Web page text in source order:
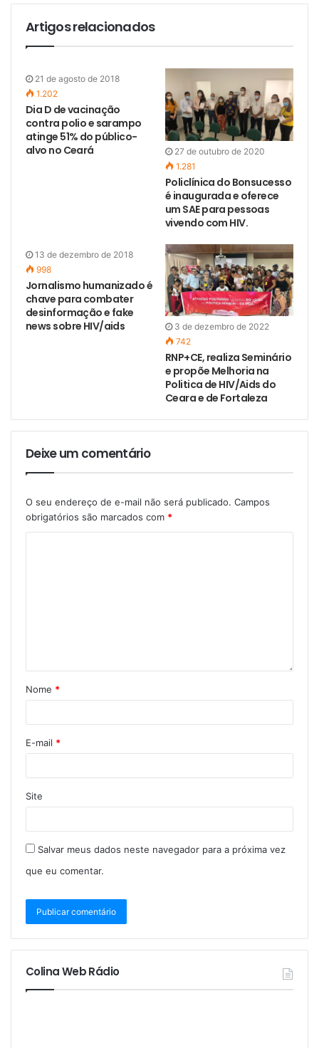
Artigos relacionados
21 de agosto de 2018
1.202
Dia D de vacinação
contra polio e sarampo
atinge 51% do público-
alvo no Ceará
27 de outubro de 2020
1.281
Policlínica do Bonsucesso
é inaugurada e oferece
um SAE para pessoas
vivendo com HIV.
13 de dezembro de 2018
998
Jornalismo humanizado é
chave para combater
desinformação e fake
news sobre HIV/aids
3 de dezembro de 2022
742
RNP+CE, realiza Seminário
e propõe Melhoria na
Politica de HIV/Aids do
Ceara e de Fortaleza
Deixe um comentário
O seu endereço de e-mail não será publicado. Campos
obrigatórios são marcados com *
Nome *
E-mail *
Site
Salvar meus dados neste navegador para a próxima vez
que eu comentar.
Colina Web Rádio